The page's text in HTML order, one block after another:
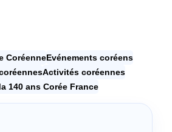
CoréenneEvénements coréens
Activités coréennes
140 ans Corée France